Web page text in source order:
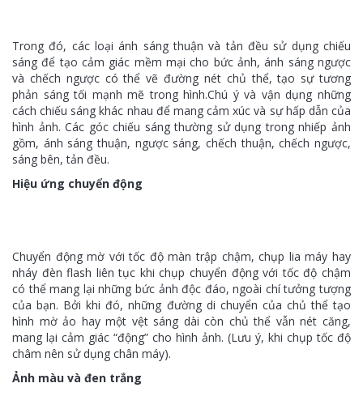
Trong đó, các loại ánh sáng thuận và tản đều sử dụng chiếu
sáng để tạo cảm giác mềm mại cho bức ảnh, ánh sáng ngược
và chếch ngược có thể vẽ đường nét chủ thể, tạo sự tương
phản sáng tối mạnh mẽ trong hình.Chú ý và vận dụng những
cách chiếu sáng khác nhau để mang cảm xúc và sự hấp dẫn của
hình ảnh. Các góc chiếu sáng thường sử dụng trong nhiếp ảnh
gồm, ánh sáng thuận, ngược sáng, chếch thuận, chếch ngược,
sáng bên, tản đều.
Hiệu ứng chuyển động
Chuyển động mờ với tốc độ màn trập chậm, chụp lia máy hay
nháy đèn flash liên tục khi chụp chuyển động với tốc độ chậm
có thể mang lại những bức ảnh độc đáo, ngoài chí tưởng tượng
của bạn. Bởi khi đó, những đường di chuyển của chủ thể tạo
hình mờ ảo hay một vệt sáng dài còn chủ thể vẫn nét căng,
mang lại cảm giác “động” cho hình ảnh. (Lưu ý, khi chụp tốc độ
châm nên sử dụng chân máy).
Ảnh màu và đen trắng